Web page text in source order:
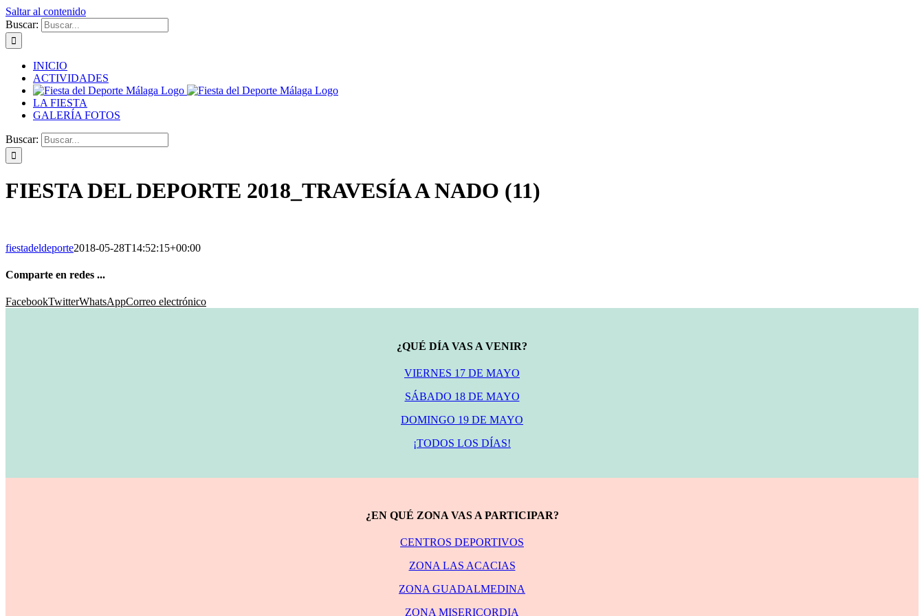
Saltar al contenido
Buscar:
INICIO
ACTIVIDADES
LA FIESTA
GALERÍA FOTOS
Buscar:
FIESTA DEL DEPORTE 2018_TRAVESÍA A NADO (11)
fiestadeldeporte2018-05-28T14:52:15+00:00
Comparte en redes ...
FacebookTwitterWhatsAppCorreo electrónico
¿QUÉ DÍA VAS A VENIR?
VIERNES 17 DE MAYO
SÁBADO 18 DE MAYO
DOMINGO 19 DE MAYO
¡TODOS LOS DÍAS!
¿EN QUÉ ZONA VAS A PARTICIPAR?
CENTROS DEPORTIVOS
ZONA LAS ACACIAS
ZONA GUADALMEDINA
ZONA MISERICORDIA